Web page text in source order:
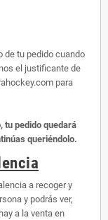
de tu pedido cuando
el justificante de
para
tu pedido quedará
queriéndolo.
a recoger y
y podrás ver,
a la venta en